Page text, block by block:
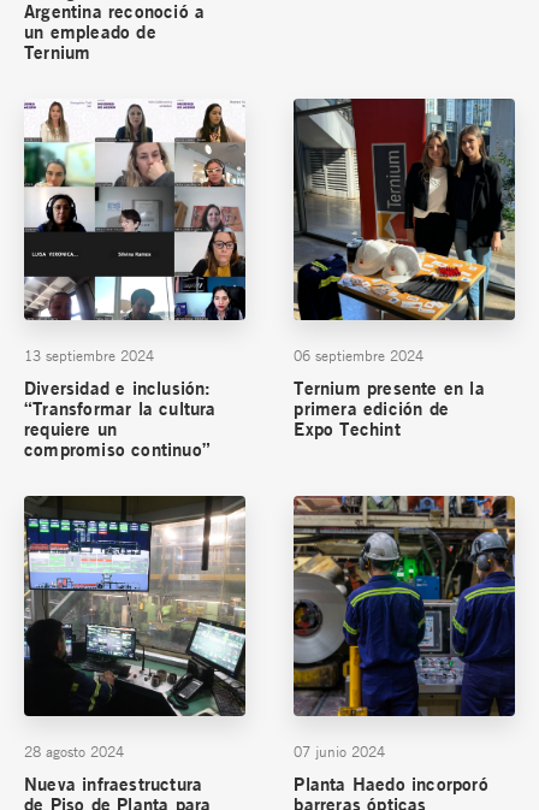
Argentina reconoció a
un empleado de
Ternium
13 septiembre 2024
Diversidad e inclusión:
“Transformar la cultura
requiere un
compromiso continuo”
06 septiembre 2024
Ternium presente en la
primera edición de
Expo Techint
28 agosto 2024
Nueva infraestructura
de Piso de Planta para
07 junio 2024
Planta Haedo incorporó
barreras ópticas